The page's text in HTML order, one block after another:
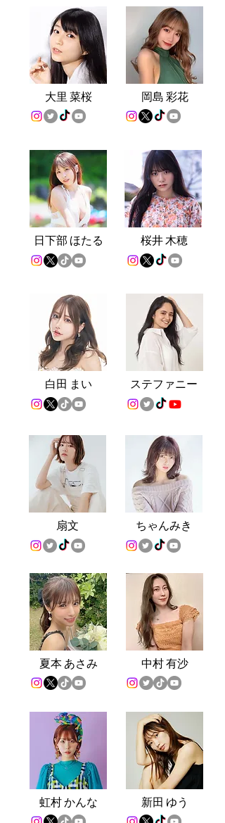
大里 菜桜 岡島 彩花
日下部 ほたる 桜井 木穂
白田 まい ステファニー
扇文 ちゃんみき
夏本 あさみ 中村 有沙
虹村 かんな 新田 ゆう